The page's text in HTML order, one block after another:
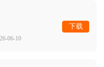
06-10
下载